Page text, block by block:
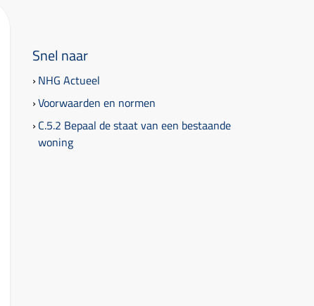
Snel naar
NHG Actueel
Voorwaarden en normen
C.5.2 Bepaal de staat van een bestaande
woning